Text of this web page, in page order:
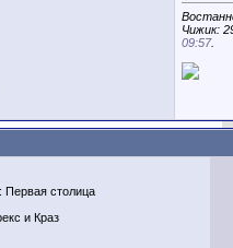
Чижик:
09:57.
: Первая столица
и Краз